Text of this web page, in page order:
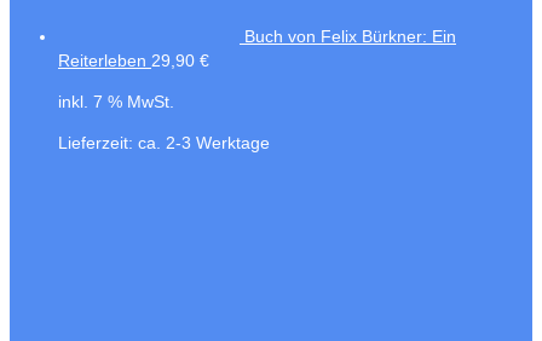
Buch von Felix Bürkner: Ein
Reiterleben 29,90 €
inkl. 7 % MwSt.
Lieferzeit: ca. 2-3 Werktage